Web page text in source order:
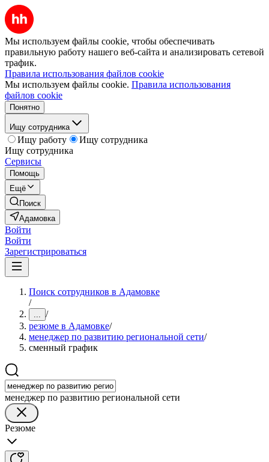
Мы используем файлы cookie, чтобы обеспечивать
правильную работу нашего веб-сайта и анализировать сетевой
трафик.
Правила использования файлов cookie
Мы используем файлы cookie. Правила использования
файлов cookie
Понятно
Ищу сотрудника
Ищу работу
Ищу сотрудника
Ищу сотрудника
Сервисы
Помощь
Ещё
Поиск
Адамовка
Войти
Войти
Зарегистрироваться
Поиск сотрудников в Адамовке
/
... /
резюме в Адамовке/
менеджер по развитию региональной сети/
сменный график
менеджер по развитию региональной сети
Резюме